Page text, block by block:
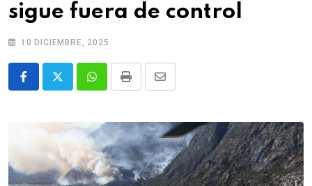
sigue fuera de control
10 DICIEMBRE, 2025
WhatsappPrint
Share
Email